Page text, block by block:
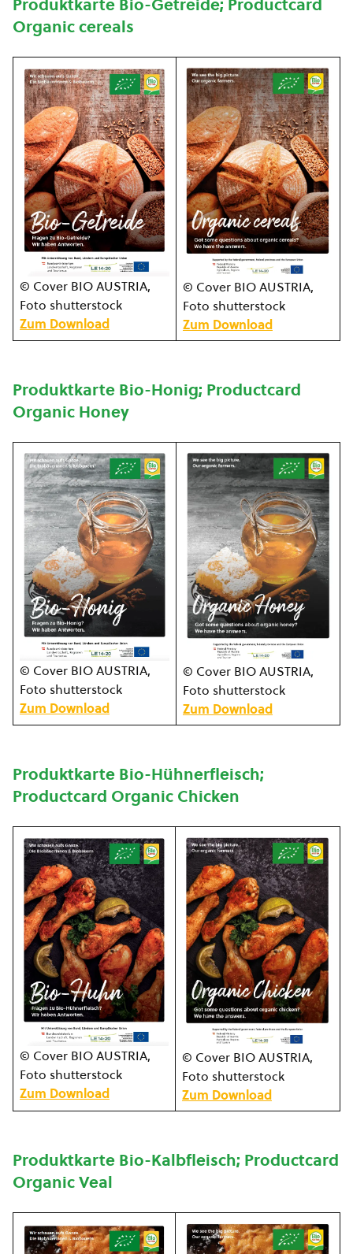
Produktkarte Bio-Getreide; Productcard
Organic cereals
© Cover BIO AUSTRIA,
Foto shutterstock
Zum Download
© Cover BIO AUSTRIA,
Foto shutterstock
Zum Download
Produktkarte Bio-Honig; Productcard
Organic Honey
© Cover BIO AUSTRIA,
Foto shutterstock
Zum Download
© Cover BIO AUSTRIA,
Foto shutterstock
Zum Download
Produktkarte Bio-Hühnerfleisch;
Productcard Organic Chicken
© Cover BIO AUSTRIA,
Foto shutterstock
Zum Download
© Cover BIO AUSTRIA,
Foto shutterstock
Zum Download
Produktkarte Bio-Kalbfleisch; Productcard
Organic Veal